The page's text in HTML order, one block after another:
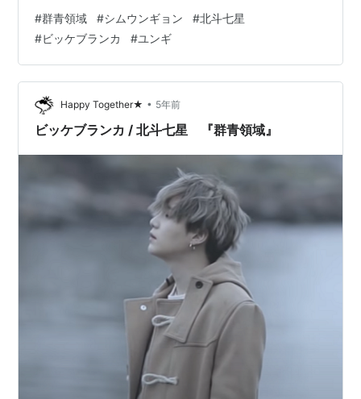
で ビッケブランカのは本当に毎日聞いてるんじゃないか
な 大好きな人のことを想って聞いてくださいね youtu.be
この写真見るとなぜなんだろう泣きそうになる
#群青領域 #シムウンギョン #北斗七星
#ビッケブランカ #ユンギ
Happy Together★ • 5年前
ビッケブランカ / 北斗七星 『群青領域』